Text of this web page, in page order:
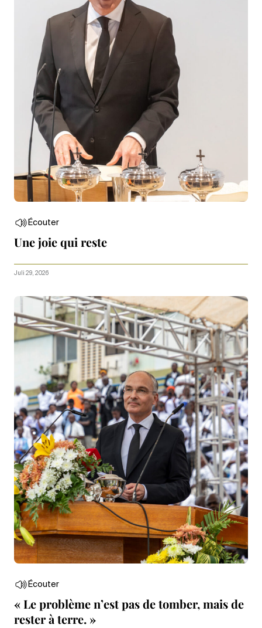
Écouter
Une joie qui reste
Juli 29, 2026
Écouter
« Le problème n’est pas de tomber, mais de
rester à terre. »